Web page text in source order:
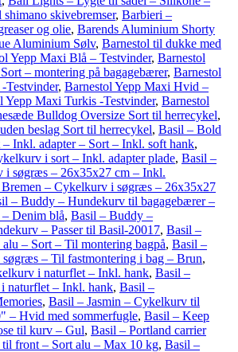
skivebremser, Barbieri –
og olie, Barends Aluminium Shorty
Aluminium Sølv, Barnestol til dukke med
Yepp Maxi Blå – Testvinder, Barnestol
– montering på bagagebærer, Barnestol
Testvinder, Barnestol Yepp Maxi Hvid –
Yepp Maxi Turkis -Testvinder, Barnestol
Bulldog Oversize Sort til herrecykel,
beslag Sort til herrecykel, Basil – Bold
Inkl. adapter – Sort – Inkl. soft hank,
i sort – Inkl. adapter plade, Basil –
i søgræs – 26x35x27 cm – Inkl.
– Cykelkurv i søgræs – 26x35x27
– Buddy – Hundekurv til bagagebærer –
Denim blå, Basil – Buddy –
– Passer til Basil-20017, Basil –
– Sort – Til montering bagpå, Basil –
– Til fastmontering i bag – Brun,
i naturflet – Inkl. hank, Basil –
naturflet – Inkl. hank, Basil –
, Basil – Jasmin – Cykelkurv til
– Hvid med sommerfugle, Basil – Keep
til kurv – Gul, Basil – Portland carrier
front – Sort alu – Max 10 kg, Basil –